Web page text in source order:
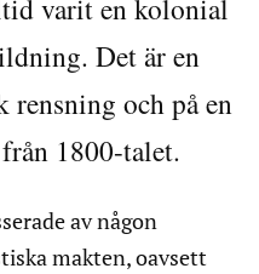
varit en kolonial
Det är en
rensning och på en
1800-talet.
av någon
makten, oavsett